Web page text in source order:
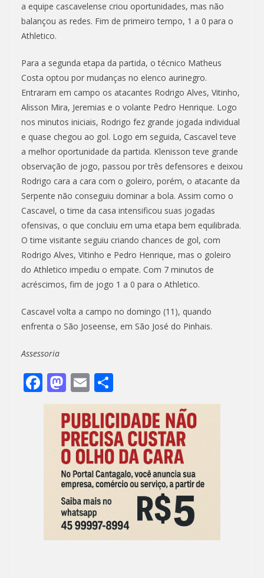
a equipe cascavelense criou oportunidades, mas não
balançou as redes. Fim de primeiro tempo, 1 a 0 para o
Athletico.
Para a segunda etapa da partida, o técnico Matheus
Costa optou por mudanças no elenco aurinegro.
Entraram em campo os atacantes Rodrigo Alves, Vitinho,
Alisson Mira, Jeremias e o volante Pedro Henrique. Logo
nos minutos iniciais, Rodrigo fez grande jogada individual
e quase chegou ao gol. Logo em seguida, Cascavel teve
a melhor oportunidade da partida. Klenisson teve grande
observação de jogo, passou por três defensores e deixou
Rodrigo cara a cara com o goleiro, porém, o atacante da
Serpente não conseguiu dominar a bola. Assim como o
Cascavel, o time da casa intensificou suas jogadas
ofensivas, o que concluiu em uma etapa bem equilibrada.
O time visitante seguiu criando chances de gol, com
Rodrigo Alves, Vitinho e Pedro Henrique, mas o goleiro
do Athletico impediu o empate. Com 7 minutos de
acréscimos, fim de jogo 1 a 0 para o Athletico.
Cascavel volta a campo no domingo (11), quando
enfrenta o São Joseense, em São José do Pinhais.
Assessoria
F
ac
M
as
to
d
o
n
E
m
ai
l
h
ar
e